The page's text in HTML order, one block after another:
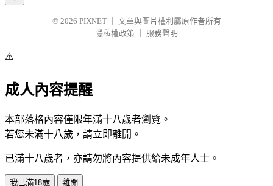
© 2026 PIXNET
文章與圖片權利屬原作者所有
隱私權政策
服務聲明
⚠️
成人內容提醒
本部落格內容僅限年滿十八歲者瀏覽。
若您未滿十八歲，請立即離開。
已滿十八歲者，亦請勿將內容提供給未成年人士。
我已滿18歲 離開